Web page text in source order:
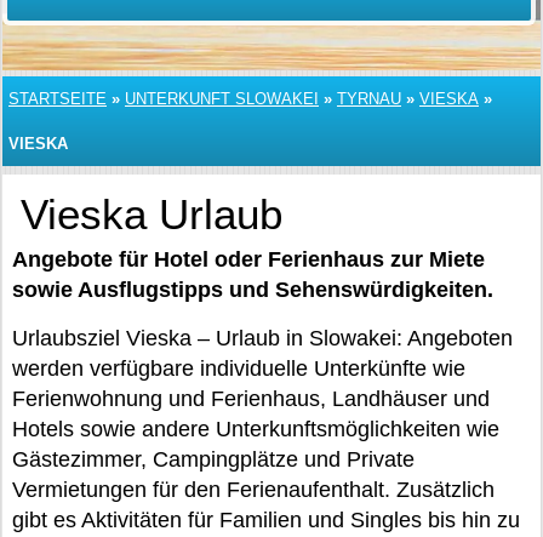
STARTSEITE » UNTERKUNFT SLOWAKEI » TYRNAU » VIESKA »
VIESKA
Vieska Urlaub
Angebote für Hotel oder Ferienhaus zur Miete
sowie Ausflugstipps und Sehenswürdigkeiten.
Urlaubsziel Vieska – Urlaub in Slowakei: Angeboten
werden verfügbare individuelle Unterkünfte wie
Ferienwohnung und Ferienhaus, Landhäuser und
Hotels sowie andere Unterkunftsmöglichkeiten wie
Gästezimmer, Campingplätze und Private
Vermietungen für den Ferienaufenthalt. Zusätzlich
gibt es Aktivitäten für Familien und Singles bis hin zu